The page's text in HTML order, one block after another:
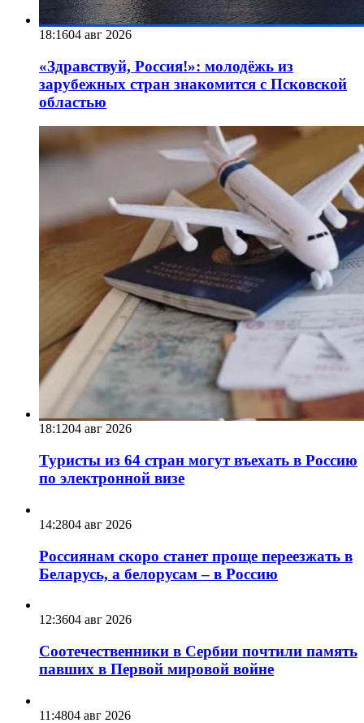
18:1604 авг 2026
«Здравствуй, Россия!»: молодёжь из
зарубежных стран знакомится с Псковской
областью
18:1204 авг 2026
Туристы из 64 стран могут въехать в Россию
по электронной визе
14:2804 авг 2026
Россиянам скоро станет проще переезжать в
Беларусь, а белорусам – в Россию
12:3604 авг 2026
Соотечественники в Сербии почтили память
павших в Первой мировой войне
11:4804 авг 2026